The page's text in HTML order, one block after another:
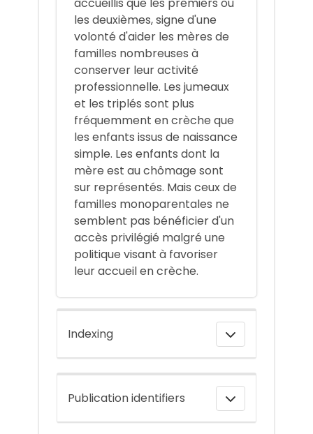
accueillis que les premiers ou
les deuxièmes, signe d'une
volonté d'aider les mères de
familles nombreuses à
conserver leur activité
professionnelle. Les jumeaux
et les triplés sont plus
fréquemment en crèche que
les enfants issus de naissance
simple. Les enfants dont la
mère est au chômage sont
sur représentés. Mais ceux de
familles monoparentales ne
semblent pas bénéficier d'un
accès privilégié malgré une
politique visant à favoriser
leur accueil en crèche.
Indexing
Publication identifiers